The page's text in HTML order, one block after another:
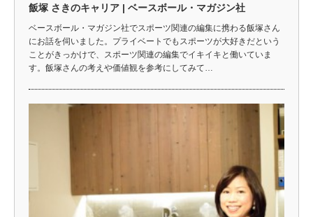
飯塚 さきのキャリア | ベースボール・マガジン社
ベースボール・マガジン社でスポーツ関連の編集に携わる飯塚さん
にお話を伺いました。プライベートでもスポーツが大好きだという
ことがきっかけで、スポーツ関連の編集でイキイキと働いていま
す。飯塚さんの考えや価値観を参考にしてみて…